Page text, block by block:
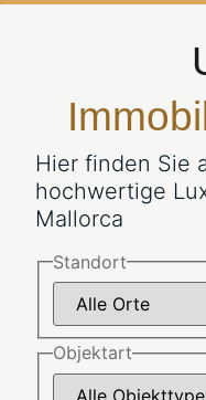
Hier finden Sie
hochwertige
Mallorca
Standort
Objektart